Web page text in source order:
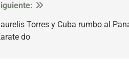
Torres y Cuba rumbo al
do